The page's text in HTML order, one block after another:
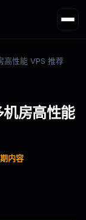
高性能 VPS 推荐
房高性能
内容